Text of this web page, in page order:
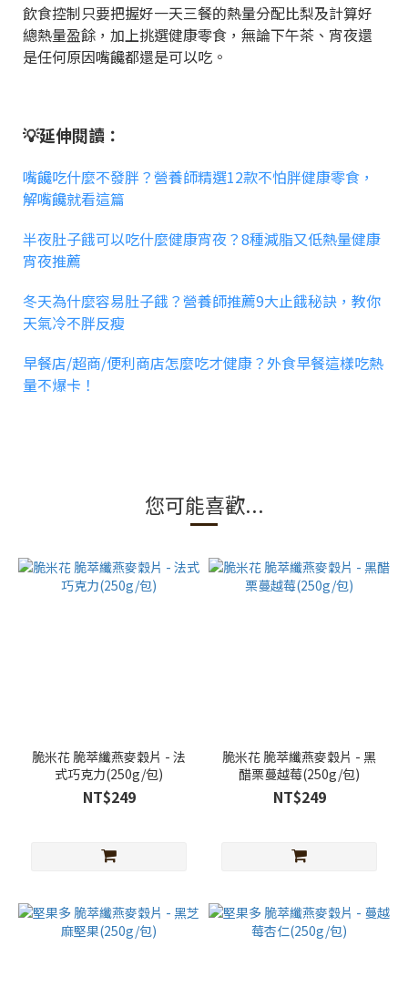
飲食控制只要把握好一天三餐的熱量分配比梨及計算好
總熱量盈餘，加上挑選健康零食，無論下午茶、宵夜還
是任何原因嘴饞都還是可以吃。
💡延伸閱讀：
嘴饞吃什麼不發胖？營養師精選12款不怕胖健康零食，
解嘴饞就看這篇
半夜肚子餓可以吃什麼健康宵夜？8種減脂又低熱量健康
宵夜推薦
冬天為什麼容易肚子餓？營養師推薦9大止餓秘訣，教你
天氣冷不胖反瘦
早餐店/超商/便利商店怎麼吃才健康？外食早餐這樣吃熱
量不爆卡！
您可能喜歡...
脆米花 脆萃纖燕麥穀片 - 法
式巧克力(250g/包)
NT$249
脆米花 脆萃纖燕麥穀片 - 黑
醋栗蔓越莓(250g/包)
NT$249